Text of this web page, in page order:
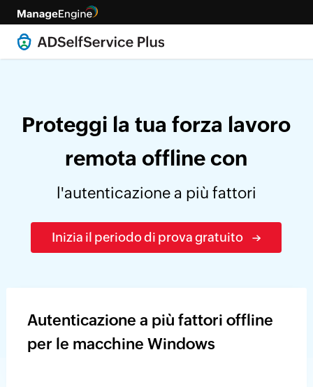
Proteggi la tua forza lavoro
remota offline con
l'autenticazione a più fattori
Inizia il periodo di prova gratuito
Autenticazione a più fattori offline
per le macchine Windows